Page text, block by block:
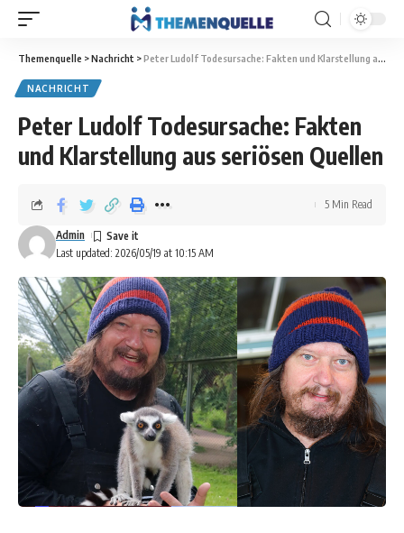
Themenquelle >Nachricht >Peter Ludolf Todesursache: Fakten und Klarstellung aus seriösen Quellen
NACHRICHT
Peter Ludolf Todesursache: Fakten
und Klarstellung aus seriösen Quellen
Last updated: 2026/05/19 at 10:15 AM
Admin
5 Min Read